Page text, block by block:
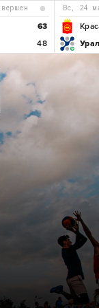
63
48
вс, 24